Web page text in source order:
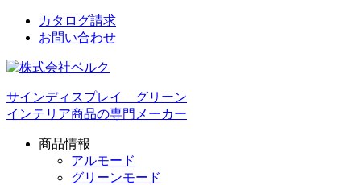
カタログ請求
お問い合わせ
サインディスプレイ グリーン
インテリア商品の専門メーカー
商品情報
アルモード
グリーンモード